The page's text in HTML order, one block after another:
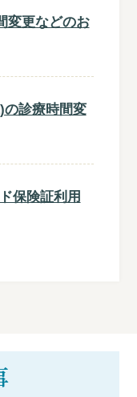
変更などのお
の診療時間変
保険証利用